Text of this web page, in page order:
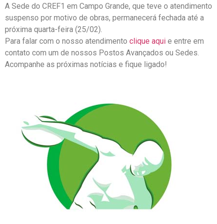
A Sede do CREF1 em Campo Grande, que teve o atendimento
suspenso por motivo de obras, permanecerá fechada até a
próxima quarta-feira (25/02).
Para falar com o nosso atendimento clique aqui e entre em
contato com um de nossos Postos Avançados ou Sedes.
Acompanhe as próximas notícias e fique ligado!